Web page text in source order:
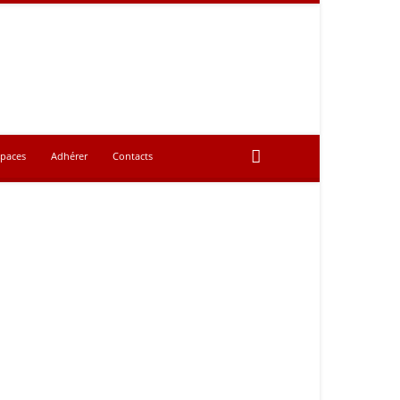
Adhérer Contacts